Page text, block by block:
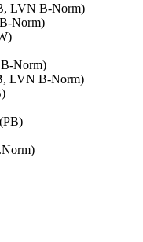
LVN B-Norm)
Norm)
Norm)
LVN B-Norm)